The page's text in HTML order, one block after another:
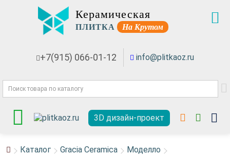
Керамическая
ПЛИТКА На Крутом
+7(915) 066-01-12 info@plitkaoz.ru
3D дизайн-проект
Каталог Gracia Ceramica Моделло